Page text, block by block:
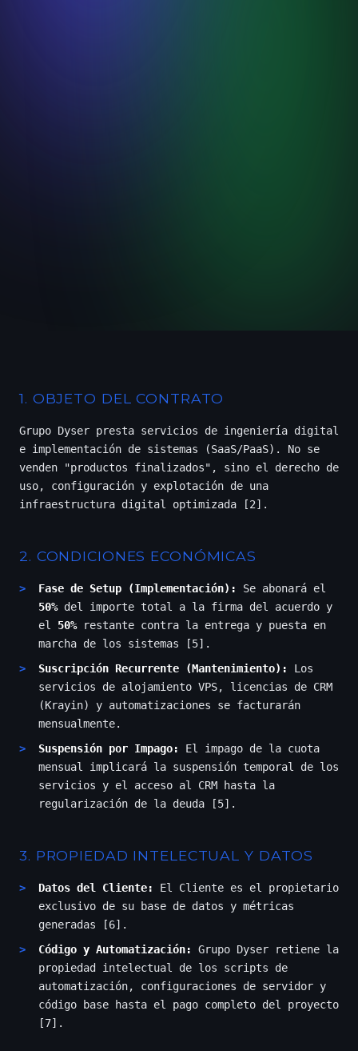
1. OBJETO DEL CONTRATO
Grupo Dyser presta servicios de ingeniería digital
e implementación de sistemas (SaaS/PaaS). No se
venden "productos finalizados", sino el derecho de
uso, configuración y explotación de una
infraestructura digital optimizada [2].
2. CONDICIONES ECONÓMICAS
Fase de Setup (Implementación):
Se abonará el
50%del importe total a la firma del acuerdo y
el 50%restante contra la entrega y puesta en
marcha de los sistemas [5].
Suscripción Recurrente (Mantenimiento):
Los
servicios de alojamiento VPS, licencias de CRM
(Krayin) y automatizaciones se facturarán
mensualmente.
Suspensión por Impago:
El impago de la cuota
mensual implicará la suspensión temporal de los
servicios y el acceso al CRM hasta la
regularización de la deuda [5].
3. PROPIEDAD INTELECTUAL Y DATOS
Datos del Cliente:
El Cliente es el propietario
exclusivo de su base de datos y métricas
generadas [6].
Código y Automatización:
Grupo Dyser retiene la
propiedad intelectual de los scripts de
automatización, configuraciones de servidor y
código base hasta el pago completo del proyecto
[7].